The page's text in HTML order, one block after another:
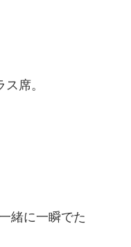
席。
緒に一瞬でた